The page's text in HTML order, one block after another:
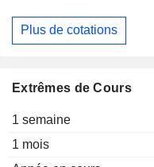
Plus de cotations
Extrêmes de Cours
1 semaine
1 mois